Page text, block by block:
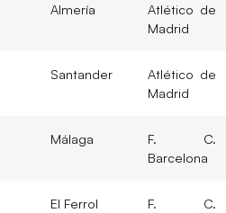
Almería
Atlético de
Madrid
Santander
Atlético de
Madrid
Málaga
F. C.
Barcelona
El Ferrol
F. C.